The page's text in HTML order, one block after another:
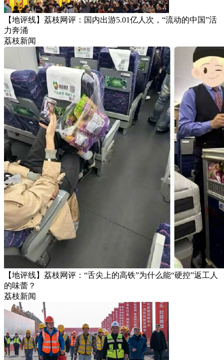
【地评线】荔枝网评：国内出游5.01亿人次，“流动的中国”活
力奔涌
荔枝新闻
【地评线】荔枝网评：“舌尖上的高铁”为什么能“硬控”返工人
的味蕾？
荔枝新闻